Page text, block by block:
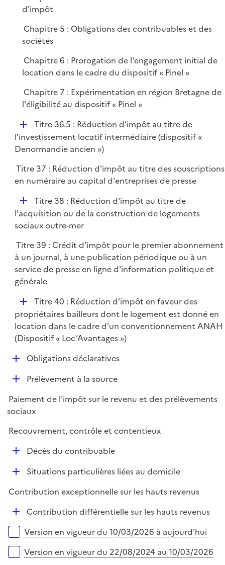
l
i
e
d'impôt
Chapitre 5 : Obligations des contribuables et des
sociétés
Chapitre 6 : Prorogation de l'engagement initial de
location dans le cadre du dispositif « Pinel »
Chapitre 7 : Expérimentation en région Bretagne de
l'éligibilité au dispositif « Pinel »
D
é
p
i
e
Titre 36.5 : Réduction d'impôt au titre de
l'investissement locatif intermédiaire (dispositif «
Denormandie ancien »)
Titre 37 : Réduction d'impôt au titre des souscriptions
en numéraire au capital d'entreprises de presse
D
é
p
i
e
r
Titre 38 : Réduction d'impôt au titre de
l'acquisition ou de la construction de logements
sociaux outre-mer
Titre 39 : Crédit d’impôt pour le premier abonnement
à un journal, à une publication périodique ou à un
service de presse en ligne d'information politique et
générale
D
é
p
l
e
r
Titre 40 : Réduction d’impôt en faveur des
propriétaires bailleurs dont le logement est donné en
location dans le cadre d’un conventionnement ANAH
(Dispositif « Loc’Avantages »)
D
i
e
r
Obligations déclaratives
D
p
l
i
Prélèvement à la source
Paiement de l'impôt sur le revenu et des prélèvements
sociaux
Recouvrement, contrôle et contentieux
D
i
r
Décès du contribuable
D
p
i
e
Situations particulières liées au domicile
Contribution exceptionnelle sur les hauts revenus
D
é
p
Contribution différentielle sur les hauts revenus
Versions sur la période
Version en vigueur du 10/03/2026 à aujourd'hui
Version en vigueur du 22/08/2024 au 10/03/2026